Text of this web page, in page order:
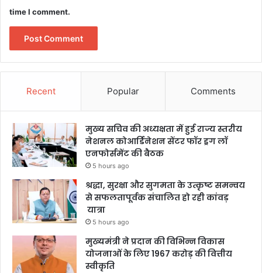
time I comment.
Recent Popular Comments
मुख्य सचिव की अध्यक्षता में हुई राज्य स्तरीय
नेशनल कोआर्डिनेशन सेंटर फॉर ड्रग लॉ
एनफोर्समेंट की बैठक
5 hours ago
श्रद्धा, सुरक्षा और सुगमता के उत्कृष्ट समन्वय
से सफलतापूर्वक संचालित हो रही कांवड़
यात्रा
5 hours ago
मुख्यमंत्री ने प्रदान की विभिन्न विकास
योजनाओं के लिए 1967 करोड़ की वित्तीय
स्वीकृति